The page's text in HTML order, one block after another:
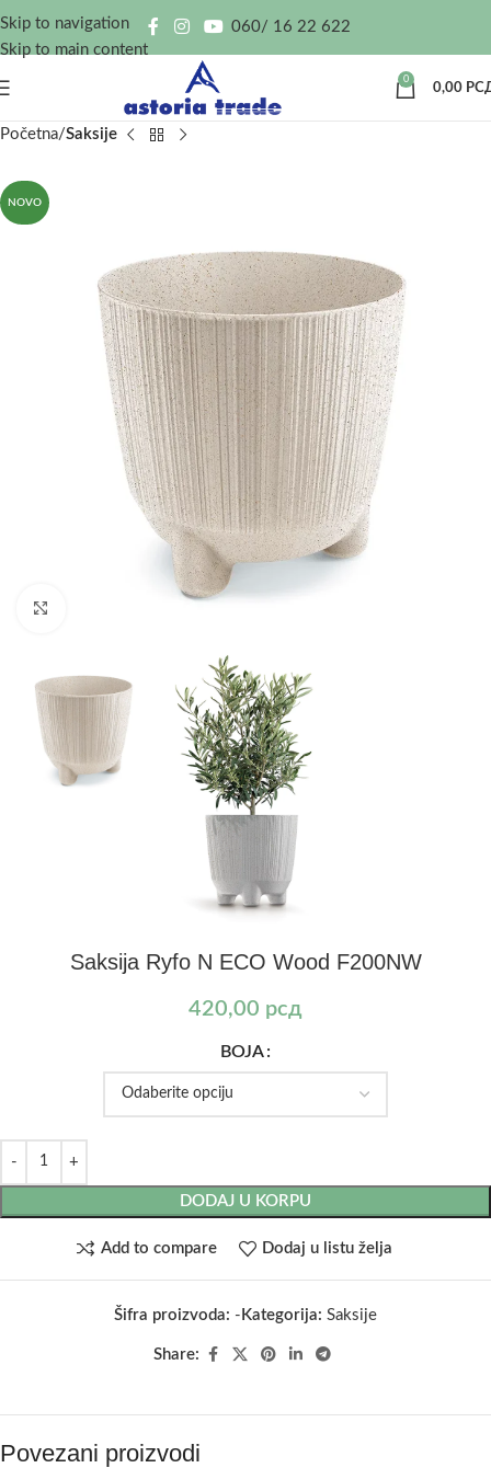
Skip to navigation
Skip to main content
060/ 16 22 622
0
0,00
Početna Saksije
NOVO
Saksija Ryfo N ECO Wood F200NW
420,00 рсд
BOJA
DODAJ U KORPU
Add to compare Dodaj u listu želja
Šifra proizvoda: - Kategorija: Saksije
Share:
Povezani proizvodi